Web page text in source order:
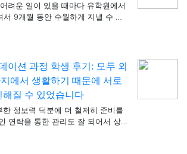
려운 일이 있을 때마다 유학원에서
9개월 동안 수월하게 지낼 수 있
이션 과정 학생 후기: 모두 외
에서 생활하기 때문에 서로
질 수 있었습니다
한 정보력 덕분에 더 철저히 준비를
연락을 통한 관리도 잘 되어서 상